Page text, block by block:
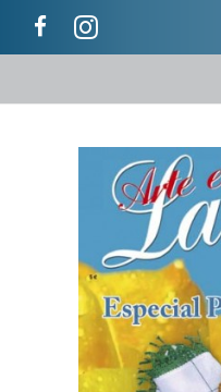
Colecções
Categorias
Carrinho